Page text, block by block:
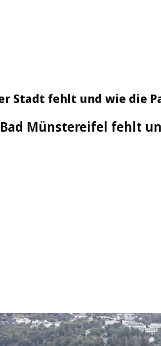
Stadt fehlt und wie die
Münstereifel fehlt